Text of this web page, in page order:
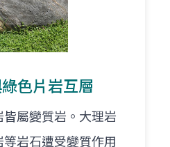
色片岩互層
屬變質岩。大理岩
岩石遭受變質作用